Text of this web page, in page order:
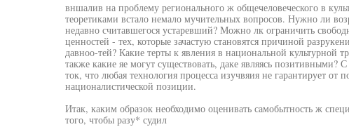
вншалив на проблему регионального ж общечеловеческого в
теоретиками встало немало мучительных вопросов. Нужно ли
недавно считавшегося устаревший? Можно лк ограничить
ценностей - тех, которые зачастую становятся причиной
давноо-тей? Какие терты к явления в национальной культурной
также какие яе могут существовать, даке являясь позитивными?
ток, что любая технология процесса изучвяия не гарантирует от
националистической позиции.
Итак, каким образок необходимо оценивать самобытность ж
того, чтобы разу* судил